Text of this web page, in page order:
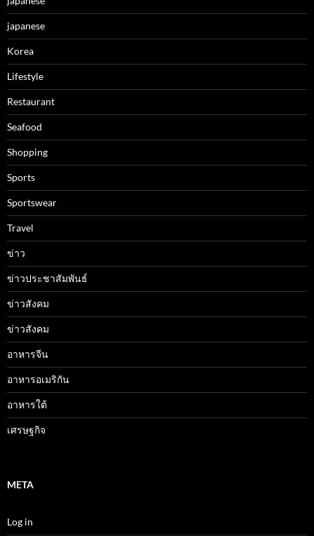
japanese
Korea
Lifestyle
Restaurant
Seafood
Shopping
Sports
Sportswear
Travel
ข่าว
ข่าวประชาสัมพันธ์
ข่าวสังคม
ข่าวสังคม
อาหารจีน
อาหารอเมริกัน
อาหารใต้
เศรษฐกิจ
META
Log in